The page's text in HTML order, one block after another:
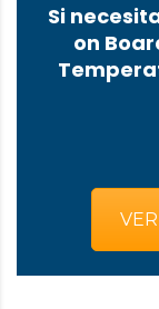
Si
on